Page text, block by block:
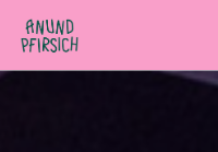
Zum Inhalt springen
ALLE IMPRO-SHOWS